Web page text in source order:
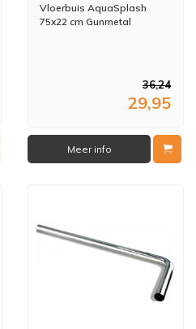
Vloerbuis AquaSplash
75x22 cm Gunmetal
36,24
29,95
Meer info